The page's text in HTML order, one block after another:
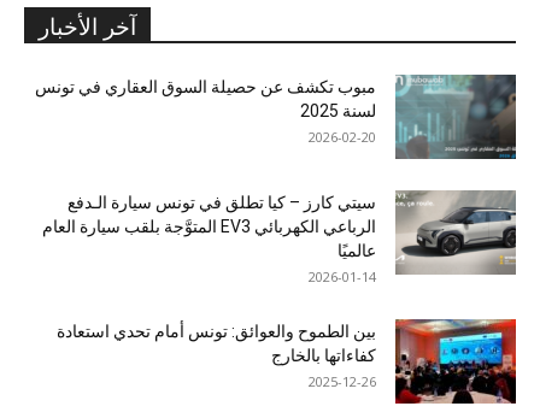
آخر الأخبار
مبوب تكشف عن حصيلة السوق العقاري في تونس
لسنة 2025
2026-02-20
سيتي كارز – كيا تطلق في تونس سيارة الـدفع
الرباعي الكهربائي EV3 المتوَّجة بلقب سيارة العام
عالميًا
2026-01-14
بين الطموح والعوائق: تونس أمام تحدي استعادة
كفاءاتها بالخارج
2025-12-26